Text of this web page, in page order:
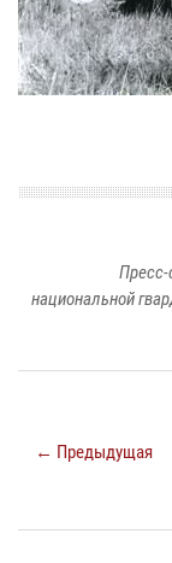
национальной
← Предыдущая